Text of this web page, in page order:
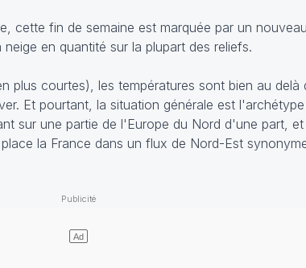
cette fin de semaine est marquée par un
en quantité sur la plupart des reliefs.
plus courtes), les températures sont bien au delà
Et pourtant, la situation générale est
sur une partie de l'Europe du Nord d'une part,
la France dans un flux de Nord-Est